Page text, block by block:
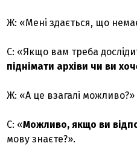
Ж: «Мені здається, що
С: «Якщо вам треба
піднімати архіви чи ви
Ж: «А це взагалі можливо?»
С: «Можливо, якщо ви
мову знаєте?».